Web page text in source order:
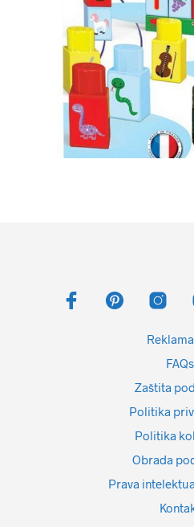
FAQs
Zaštita
Politika
Politika
Obrada
Prava